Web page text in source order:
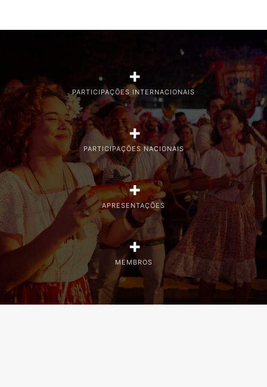
PARTICIPAÇÕES INTERNACIONAIS
+
PARTICIPAÇÕES NACIONAIS
+
APRESENTAÇÕES
+
MEMBROS
+